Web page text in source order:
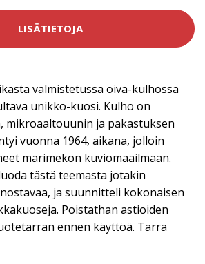
LISÄTIETOJA
valmistetussa oiva-kulhossa
unikko-kuosi. Kulho on
mikroaaltouunin ja pakastuksen
vuonna 1964, aikana, jolloin
marimekon kuviomaailmaan.
tästä teemasta jotakin
ja suunnitteli kokonaisen
Poistathan astioiden
ennen käyttöä. Tarra